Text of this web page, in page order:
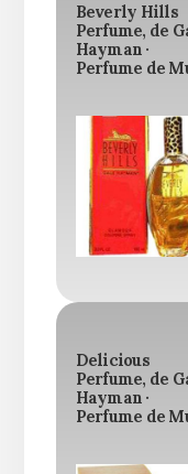
Beverly Hills
Perfume, de
Hayman ·
Perfume de
Delicious
Perfume, de
Hayman ·
Perfume de